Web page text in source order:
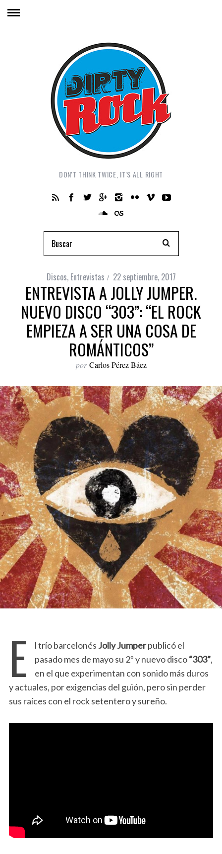
DON'T THINK TWICE, IT'S ALL RIGHT
Discos, Entrevistas 22 septiembre, 2017
ENTREVISTA A JOLLY JUMPER.
NUEVO DISCO “303”: “EL ROCK
EMPIEZA A SER UNA COSA DE
ROMÁNTICOS”
por Carlos Pérez Báez
E l trío barcelonés Jolly Jumperpublicó el
pasado mes de mayo su 2º y nuevo disco“303”,
en el que experimentan con sonido más duros
y actuales, por exigencias del guión, pero sin perder
sus raíces con el rock setentero y sureño.